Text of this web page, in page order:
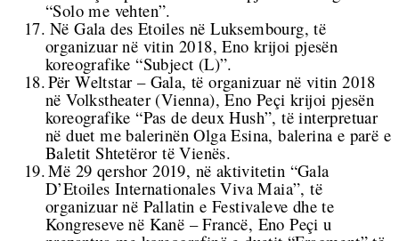
“Solo me vehten”.
17. Në Gala des Etoiles në Luksembourg, të
organizuar në vitin 2018, Eno krijoi pjesën
koreografike “Subject (L)”.
18.Për Weltstar – Gala, të organizuar në vitin 2018
në Volkstheater (Vienna), Eno Peçi krijoi pjesën
koreografike “Pas de deux Hush”, të interpretuar
në duet me balerinën Olga Esina, balerina e parë e
Baletit Shtetëror të Vienës.
19.Më 29 qershor 2019, në aktivitetin “Gala
D’Etoiles Internationales Viva Maia”, të
organizuar në Pallatin e Festivaleve dhe te
Kongreseve në Kanë – Francë, Eno Peçi u